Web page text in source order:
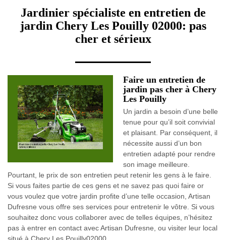
Jardinier spécialiste en entretien de
jardin Chery Les Pouilly 02000: pas
cher et sérieux
Faire un entretien de
jardin pas cher à Chery
Les Pouilly
Un jardin a besoin d’une belle
tenue pour qu’il soit convivial
et plaisant. Par conséquent, il
nécessite aussi d’un bon
entretien adapté pour rendre
son image meilleure.
Pourtant, le prix de son entretien peut retenir les gens à le faire.
Si vous faites partie de ces gens et ne savez pas quoi faire or
vous voulez que votre jardin profite d’une telle occasion, Artisan
Dufresne vous offre ses services pour entretenir le vôtre. Si vous
souhaitez donc vous collaborer avec de telles équipes, n’hésitez
pas à entrer en contact avec Artisan Dufresne, ou visiter leur local